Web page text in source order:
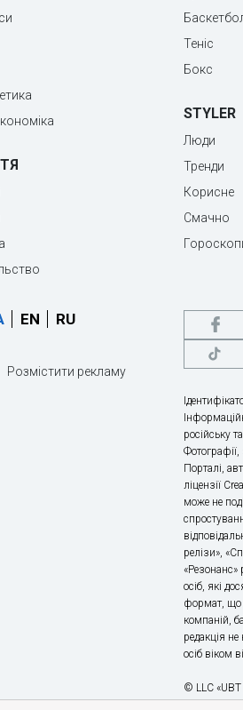
Теніс
Бокс
STYLER
Люди
Тренди
Корисне
Смачно
EN RU
Розмістити рекламу
російську
Порталі,
ліцензії
може не
релізи»,
осіб, які
формат, що
компаній,
редакція
осіб віком
© LLC